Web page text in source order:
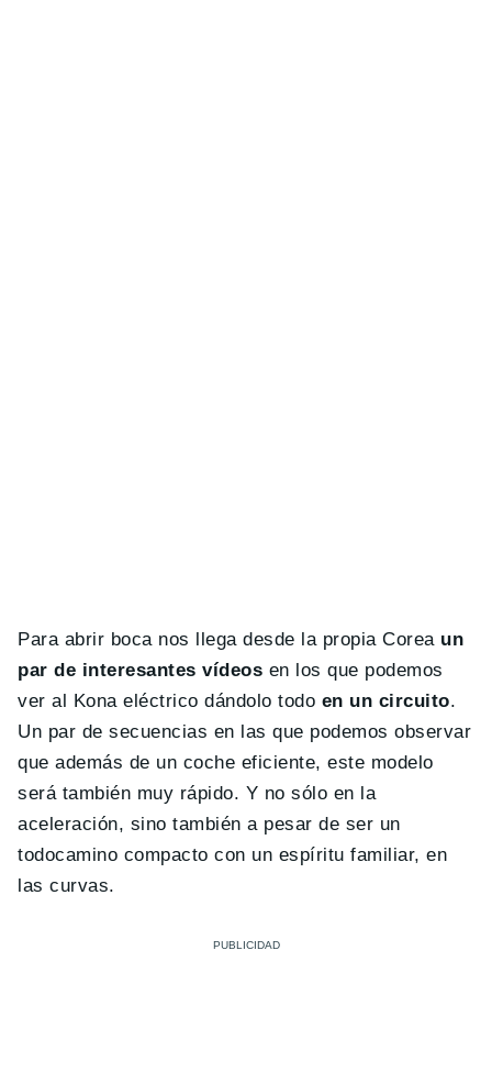
Para abrir boca nos llega desde la propia Corea un
par de interesantes vídeos en los que podemos
ver al Kona eléctrico dándolo todo en un circuito.
Un par de secuencias en las que podemos observar
que además de un coche eficiente, este modelo
será también muy rápido. Y no sólo en la
aceleración, sino también a pesar de ser un
todocamino compacto con un espíritu familiar, en
las curvas.